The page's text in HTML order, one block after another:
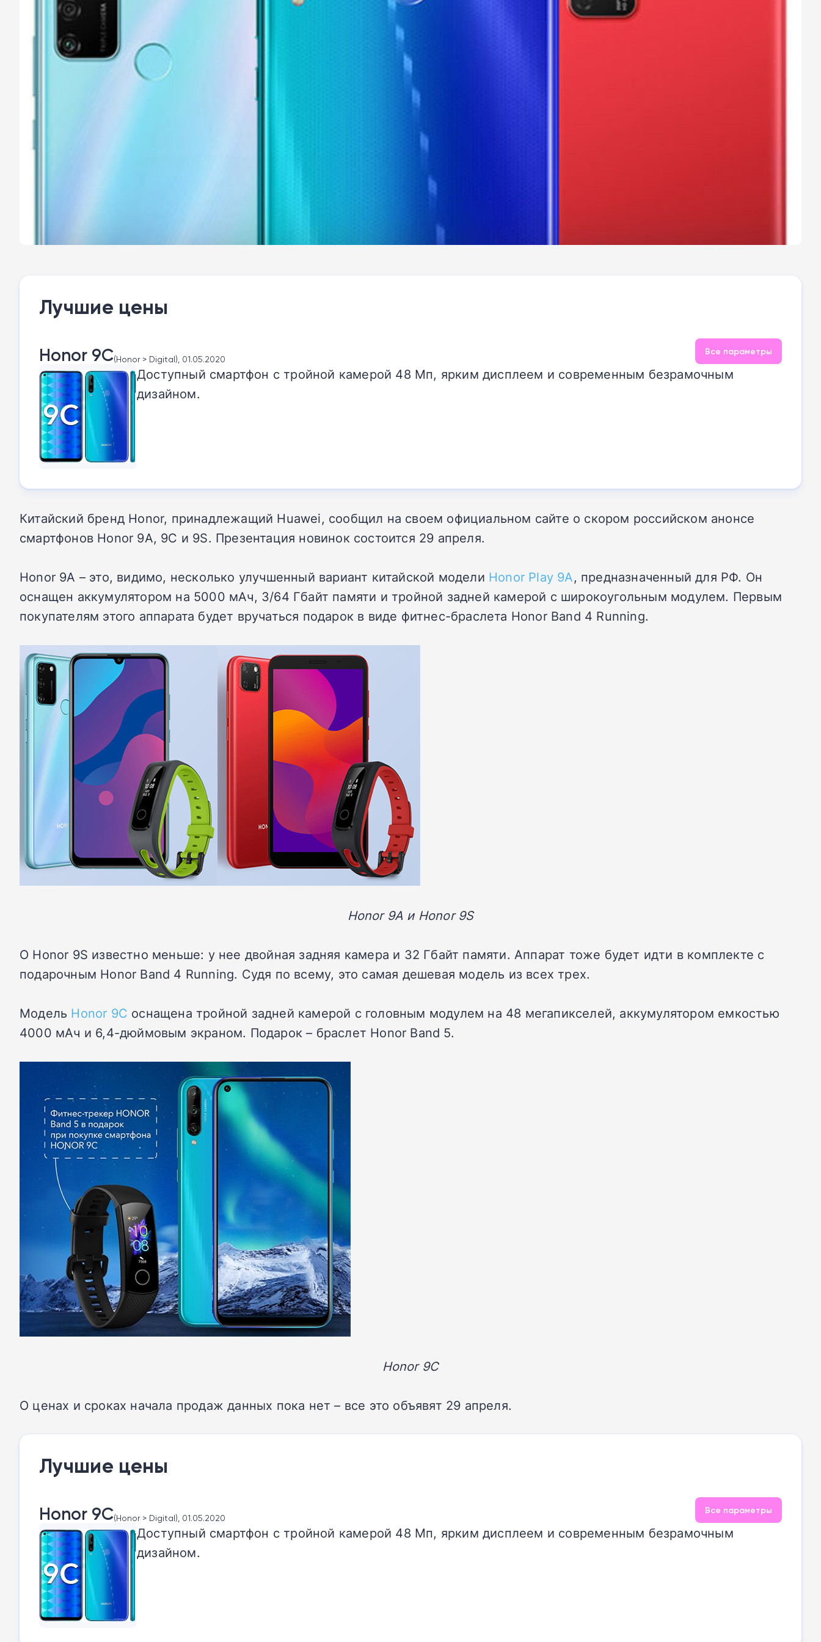
Лучшие цены
Honor 9C(Honor > Digital), 01.05.2020
Все параметры
Доступный смартфон с тройной камерой 48 Мп, ярким дисплеем и современным безрамочным
дизайном.
Китайский бренд Honor, принадлежащий Huawei, сообщил на своем официальном сайте о скором российском анонсе
смартфонов Honor 9A, 9C и 9S. Презентация новинок состоится 29 апреля.
Honor 9A – это, видимо, несколько улучшенный вариант китайской модели Honor Play 9A, предназначенный для РФ. Он
оснащен аккумулятором на 5000 мАч, 3/64 Гбайт памяти и тройной задней камерой с широкоугольным модулем. Первым
покупателям этого аппарата будет вручаться подарок в виде фитнес-браслета Honor Band 4 Running.
Honor 9A и Honor 9S
О Honor 9S известно меньше: у нее двойная задняя камера и 32 Гбайт памяти. Аппарат тоже будет идти в комплекте с
подарочным Honor Band 4 Running. Судя по всему, это самая дешевая модель из всех трех.
Модель Honor 9C оснащена тройной задней камерой с головным модулем на 48 мегапикселей, аккумулятором емкостью
4000 мАч и 6,4-дюймовым экраном. Подарок – браслет Honor Band 5.
Honor 9C
О ценах и сроках начала продаж данных пока нет – все это объявят 29 апреля.
Лучшие цены
Honor 9C(Honor > Digital), 01.05.2020
Все параметры
Доступный смартфон с тройной камерой 48 Мп, ярким дисплеем и современным безрамочным
дизайном.